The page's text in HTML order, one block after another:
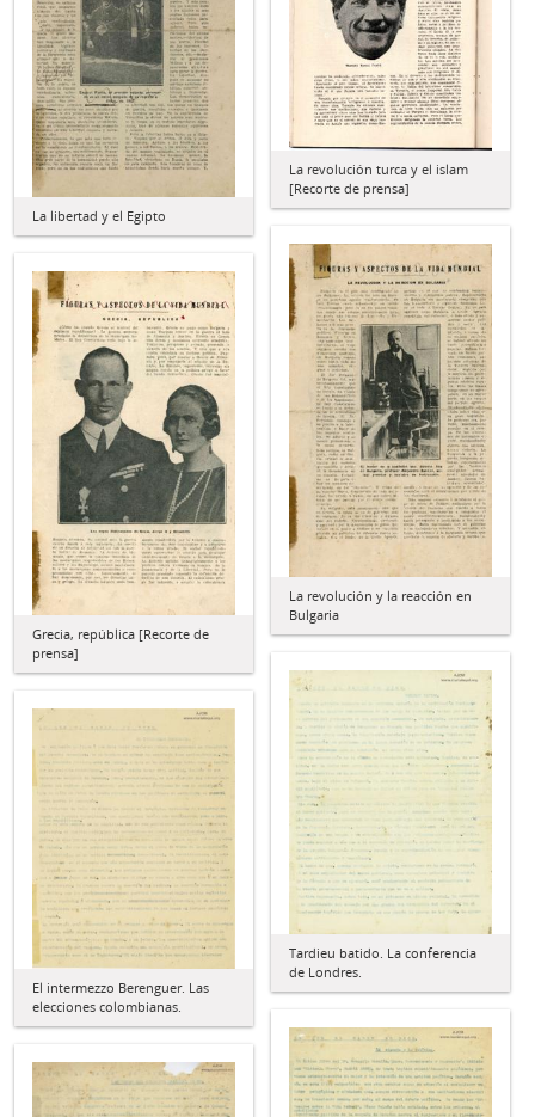
La libertad y el Egipto
La revolución turca y el islam
[Recorte de prensa]
La revolución y la reacción en
Bulgaria
Grecia, república [Recorte de
prensa]
Tardieu batido. La conferencia
de Londres.
El intermezzo Berenguer. Las
elecciones colombianas.